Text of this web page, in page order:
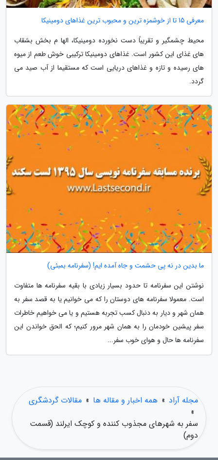
معرفی 15 تا از خوشمزه ترین و محبوب ترین غذاهای دومینیکا
محیط چشمگیر و تقریباً دست نخورده دومینیکا، الها م بخش بشقاب
های غذای این کشور است. غذاهای دومینیکا ترکیبی خوش طعم از میوه
های رسیده و تازه و غذاهای دریایی است که مستقیما از آب صید می
گردد.
ما بدین در نه پی حشمت و جاه آمده ایم! (سفرنامه بمبئی)
نوشتن این سفرنامه تا حدود بسیار زیادی با بقیه سفرنامه ها متفاوت
است. معمولا سفرنامه های دوستان را که می خوانیم یا به قصد سفر به
همان شهر و دیار به دنبال کسب تجربه هستیم و یا می خواهیم خاطرات
سفر پیشین خودمان را به همان شهر مرور کنیم؛ که الحق خواندن این
سفرنامه ها حال و هوای خوب سفر...
مجله آراد » همه اخبار و مقاله ها » مقالات گردشگری
»
سفر به شهرهای مجذوب کننده و کوچک ایرلند (قسمت
دوم)